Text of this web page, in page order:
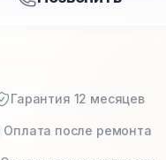
Гарантия 12 месяцев
Оплата после ремонта